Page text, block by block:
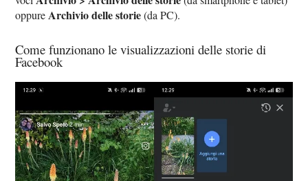
oppure Archivio delle storie(da PC).
Come funzionano le visualizzazioni delle storie di
Facebook